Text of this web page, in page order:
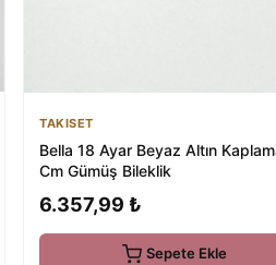
TAKISET
Bella 18 Ayar Beyaz Altın
Cm Gümüş Bileklik
6.357,99 ₺
Sepete Ekle